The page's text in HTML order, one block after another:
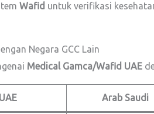
Wafid untuk verifikasi
Negara GCC Lain
Medical Gamca/Wafid UAE
UAE Arab Saudi